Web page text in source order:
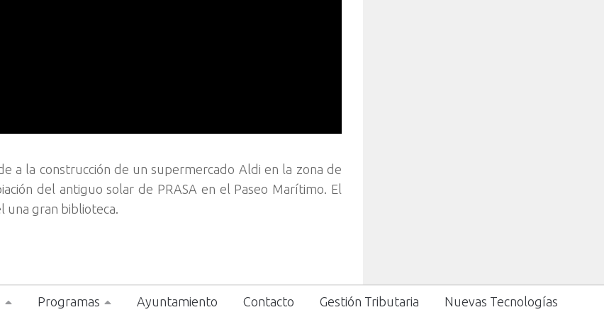
a la construcción de un supermercado Aldi en la zona de
del antiguo solar de PRASA en el Paseo Marítimo. El
una gran biblioteca.
Programas Ayuntamiento Contacto Gestión Tributaria Nuevas Tecnologías